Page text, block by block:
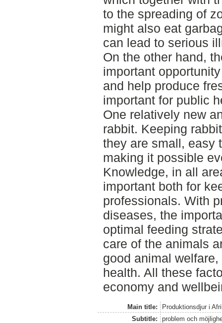
to the spreading of
might also eat
can lead to serious
On the other hand,
important
and help produce
important for public
One relatively new
rabbit. Keeping
they are small, easy
making it possible
Knowledge, in all
important both for
professionals. With
diseases, the
optimal feeding
care of the animals
good animal
health. All these
economy and
Main title:
Produktionsdjur i
Subtitle:
problem och